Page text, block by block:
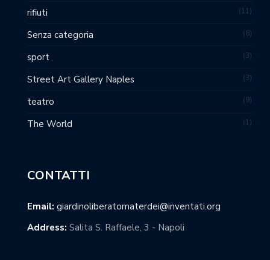
rifiuti 11
Senza categoria 8
sport 3
Street Art Gallery Naples 3
teatro 9
The World 1
CONTATTI
Email: giardinoliberatomaterdei@inventati.org
Address: Salita S. Raffaele, 3 - Napoli